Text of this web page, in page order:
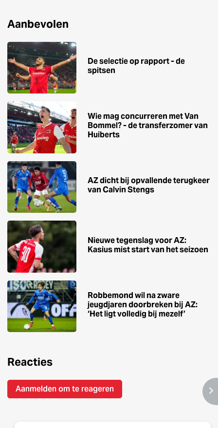
Aanbevolen
De selectie op rapport - de
spitsen
Wie mag concurreren met Van
Bommel? - de transferzomer van
Huiberts
AZ dicht bij opvallende terugkeer
van Calvin Stengs
Nieuwe tegenslag voor AZ:
Kasius mist start van het seizoen
Robbemond wil na zware
jeugdjaren doorbreken bij AZ:
‘Het ligt volledig bij mezelf’
Reacties
Aanmelden om te reageren